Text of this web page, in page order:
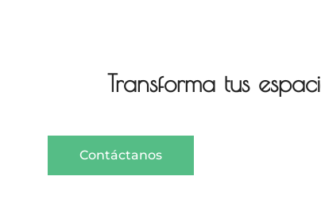
Transforma tus
Contáctanos